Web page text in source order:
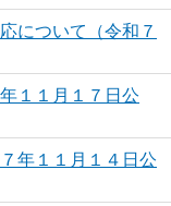
について（令和７
１１月１７日公
年１１月１４日公